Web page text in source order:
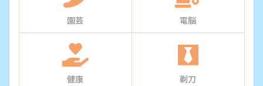
園芸 電脳
健康 剃刀